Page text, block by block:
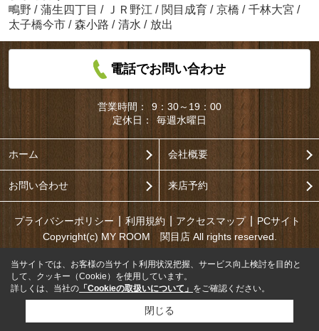
鴫野 / 蒲生四丁目 / ＪＲ野江 / 関目成育 / 京橋 / 千林大宮 /
太子橋今市 / 森小路 / 清水 / 放出
電話でお問い合わせ
営業時間：
9：30～19：00
定休日：
毎週水曜日
ホーム 会社概要
お問い合わせ 来店予約
プライバシーポリシー 利用規約 アクセスマップ
PCサイト
Copyright(c) MY ROOM 関目店 All rights reserved.
当サイトでは、お客様の当サイト利用状況把握、サービス向上検討を目的と
して、クッキー（Cookie）を使用しています。
詳しくは、当社の 「Cookieの取扱いについて」 をご確認ください。
閉じる